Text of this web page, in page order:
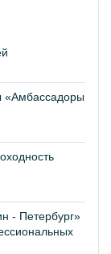
«Амбассадоры
- Петербург»